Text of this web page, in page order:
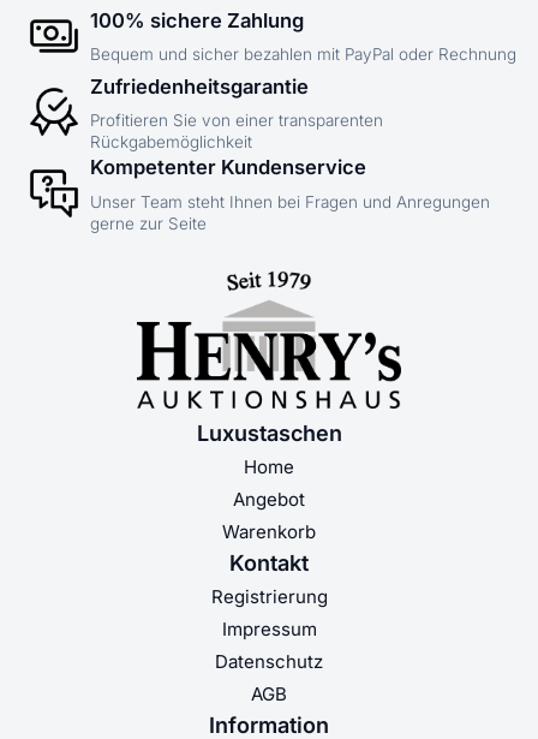
100% sichere Zahlung
Bequem und sicher bezahlen mit PayPal oder Rechnung
Zufriedenheitsgarantie
Profitieren Sie von einer transparenten
Rückgabemöglichkeit
Kompetenter Kundenservice
Unser Team steht Ihnen bei Fragen und Anregungen
gerne zur Seite
Luxustaschen
Home
Angebot
Warenkorb
Kontakt
Registrierung
Impressum
Datenschutz
AGB
Information